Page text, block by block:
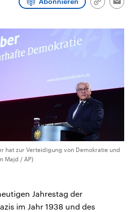
Parteien
aktuelle Weltgeschehen.
Link
hat zur Verteidigung von Demokratie und
Majd / AP)
Jahrestag der
im Jahr 1938 und des